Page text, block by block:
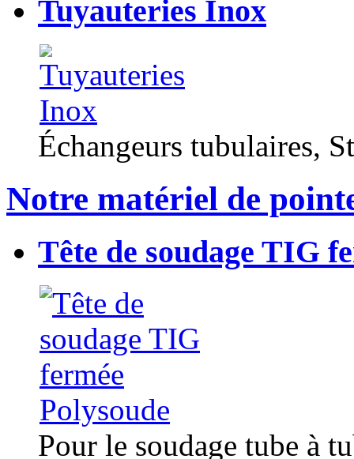
Tuyauteries Inox
Échangeurs tubulaires,
Notre matériel de
Tête de soudage TIG
Pour le soudage tube à